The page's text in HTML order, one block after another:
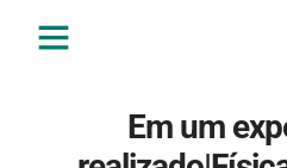
Em um